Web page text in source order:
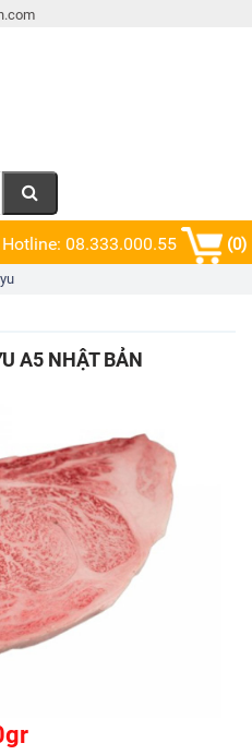
Hotline: 08.333.000.55 (0)
A5 NHẬT BẢN